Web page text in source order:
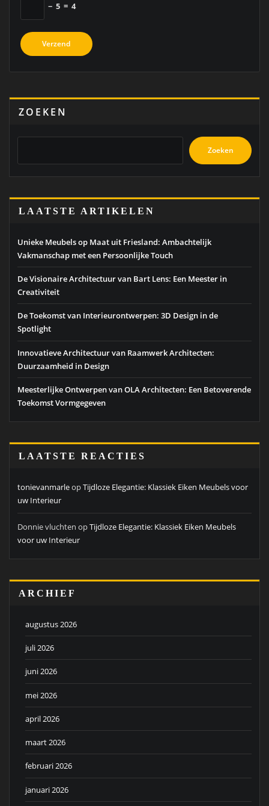
− 5 = 4
ZOEKEN
Zoeken
LAATSTE ARTIKELEN
Unieke Meubels op Maat uit Friesland: Ambachtelijk
Vakmanschap met een Persoonlijke Touch
De Visionaire Architectuur van Bart Lens: Een Meester in
Creativiteit
De Toekomst van Interieurontwerpen: 3D Design in de
Spotlight
Innovatieve Architectuur van Raamwerk Architecten:
Duurzaamheid in Design
Meesterlijke Ontwerpen van OLA Architecten: Een Betoverende
Toekomst Vormgegeven
LAATSTE REACTIES
tonievanmarleopTijdloze Elegantie: Klassiek Eiken Meubels voor
uw Interieur
Donnie vluchten opTijdloze Elegantie: Klassiek Eiken Meubels
voor uw Interieur
ARCHIEF
augustus 2026
juli 2026
juni 2026
mei 2026
april 2026
maart 2026
februari 2026
januari 2026